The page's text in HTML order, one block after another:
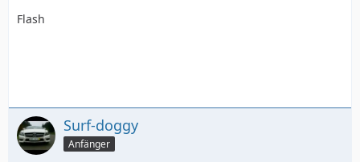
Flash
Surf-doggy
Anfänger